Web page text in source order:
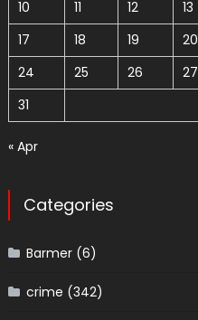
10
11 12 13
17
18 19 20
24
25 26 27
31
« Apr
Categories
Barmer(6)
crime (342)